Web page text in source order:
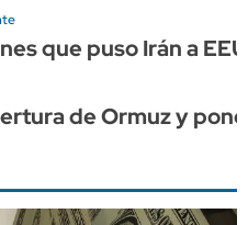
que puso Irán a
de Ormuz y